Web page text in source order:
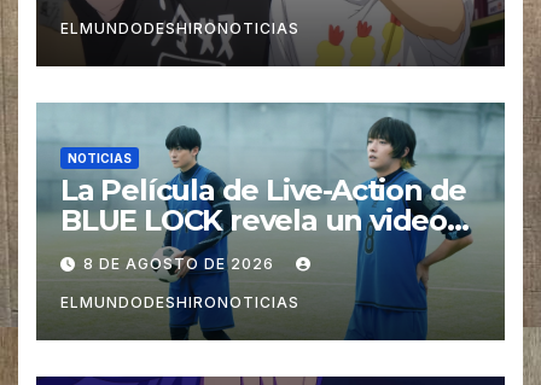
ELMUNDODESHIRONOTICIAS
NOTICIAS
La Película de Live-Action de
BLUE LOCK revela un video
especial con el tema musical
interpretado por Ado
8 DE AGOSTO DE 2026
ELMUNDODESHIRONOTICIAS